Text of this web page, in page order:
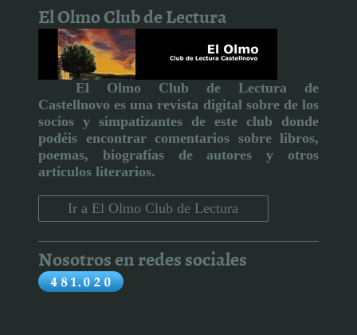
El Olmo Club de Lectura
El Olmo Club de Lectura de
Castellnovo es una revista digital sobre de los
socios y simpatizantes de este club donde
podéis encontrar comentarios sobre libros,
poemas, biografías de autores y otros
artículos literarios.
Ir a El Olmo Club de Lectura
Nosotros en redes sociales